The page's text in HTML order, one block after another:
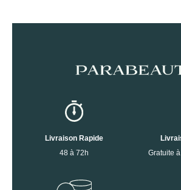
Livraison Rapide
48 à 72h
Gratuite